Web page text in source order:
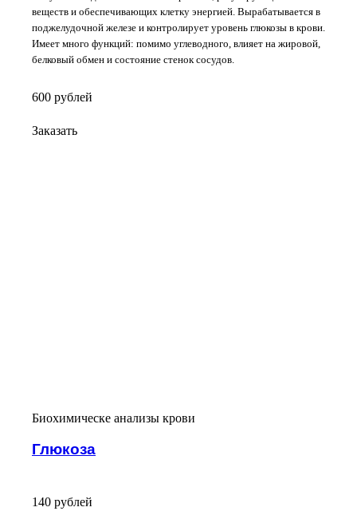
веществ и обеспечивающих клетку энергией. Вырабатывается в
поджелудочной железе и контролирует уровень глюкозы в крови.
Имеет много функций: помимо углеводного, влияет на жировой,
белковый обмен и состояние стенок сосудов.
600 рублей
Заказать
Биохимическе анализы крови
Глюкоза
140 рублей